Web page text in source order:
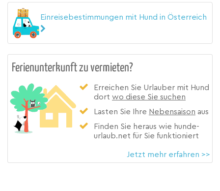
Einreisebestimmungen mit Hund in Österreich
Ferienunterkunft zu vermieten?
Erreichen Sie Urlauber mit Hund
dort wo diese Sie suchen
Lasten Sie Ihre Nebensaison aus
Finden Sie heraus wie hunde-
urlaub.net für Sie funktioniert
Jetzt mehr erfahren >>